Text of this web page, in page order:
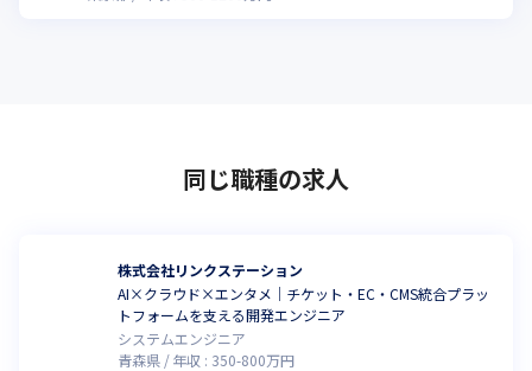
同じ職種の求人
株式会社リンクステーション
AI×クラウド×エンタメ｜チケット・EC・CMS統合プラッ
トフォームを支える開発エンジニア
システムエンジニア
青森県
年収 : 350-800万円